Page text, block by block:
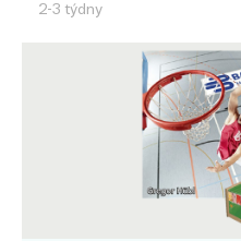
2-3 týdny